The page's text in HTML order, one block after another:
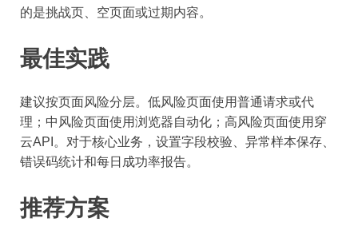
的是挑战页、空页面或过期内容。
最佳实践
建议按页面风险分层。低风险页面使用普通请求或代
理；中风险页面使用浏览器自动化；高风险页面使用穿
云API。对于核心业务，设置字段校验、异常样本保存、
错误码统计和每日成功率报告。
推荐方案